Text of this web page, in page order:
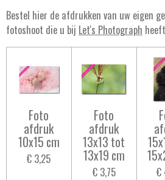
Bestel hier de afdrukken van uw eigen
fotoshoot die u bij Let's Photograph
Foto
afdruk
10x15 cm
€ 3,25
Foto
afdruk
13x13 tot
13x19 cm
€ 3,75 €